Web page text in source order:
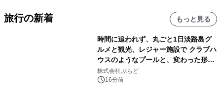
旅行の新着 もっと見る
時間に追われず、丸ごと1日淡路島グ
ルメと観光、レジャー施設で クラブハ
ウスのようなプールと、変わった形の
サウナも 「THE BOXY AWAJI」のお
得な素泊まり連泊プランで
株式会社ぷらど
16分前